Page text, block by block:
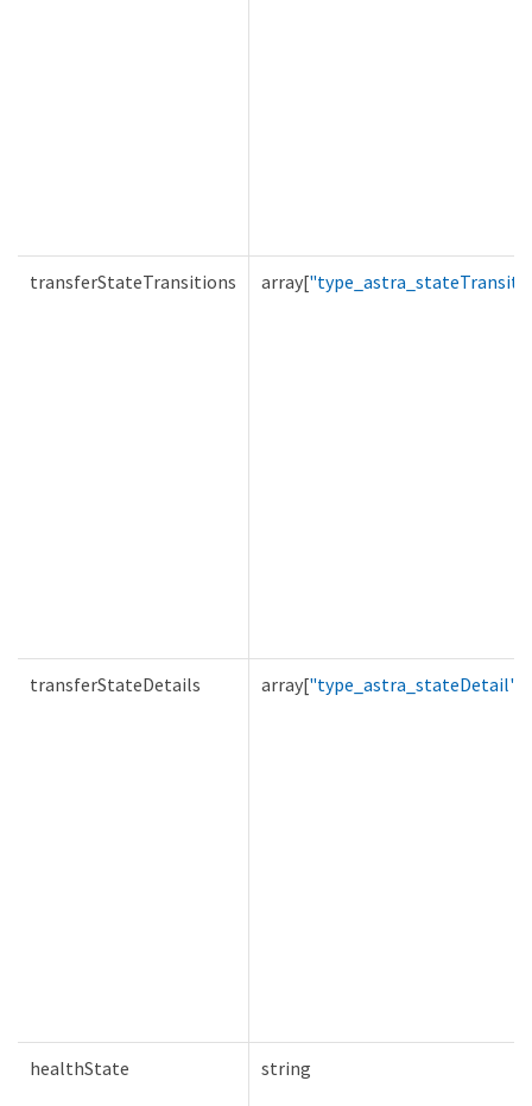
transferStateTransitions array[
transferStateDetails array["type_astra_stateDetail"
healthState string